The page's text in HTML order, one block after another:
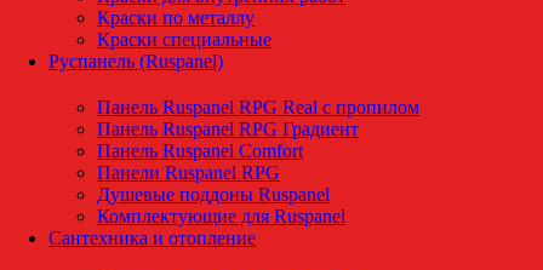
Краски по металлу
Краски специальные
Руспанель (Ruspanel)
Панель Ruspanel RPG Real с пропилом
Панель Ruspanel RPG Градиент
Панель Ruspanel Comfort
Панели Ruspanel RPG
Душевые поддоны Ruspanel
Комплектующие для Ruspanel
Сантехника и отопление